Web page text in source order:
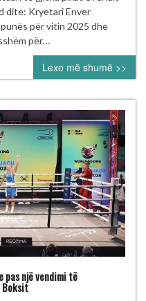
FBOXK-
së
unanimisht
programet
dhe
pranon
klube
të
reja
dite: Kryetari Enver
për vitin 2025 dhe
për…
Lexo më shumë >>
pas një vendimi të
Boksit